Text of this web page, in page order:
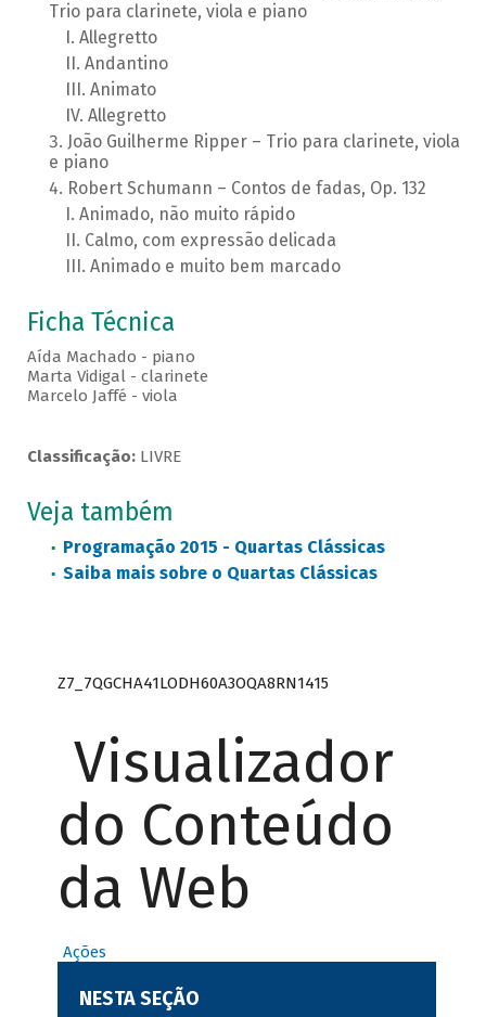
Trio para clarinete, viola e piano
Allegretto
Andantino
Animato
Allegretto
João Guilherme Ripper – Trio para clarinete, viola
e piano
Robert Schumann – Contos de fadas, Op. 132
Animado, não muito rápido
Calmo, com expressão delicada
Animado e muito bem marcado
Ficha Técnica
Aída Machado - piano
Marta Vidigal - clarinete
Marcelo Jaffé - viola
Classificação:LIVRE
Veja também
Programação 2015 - Quartas Clássicas
Saiba mais sobre o Quartas Clássicas
Z7_7QGCHA41LODH60A3OQA8RN1415
Visualizador
do Conteúdo
da Web
Ações
NESTA SEÇÃO